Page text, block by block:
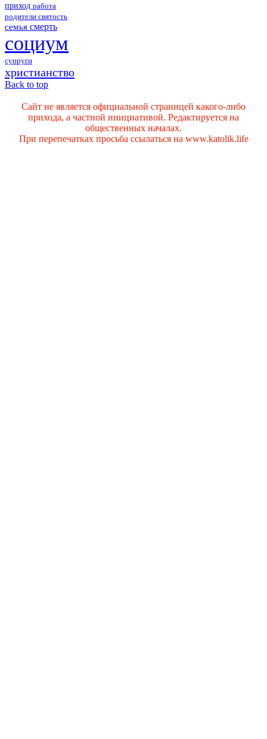
приход работа
родители святость
семья смерть
социум
супруги
христианство
Back to top
Сайт не является официальной страницей какого-либо
прихода, а частной инициативой. Редактируется на
общественных началах.
При перепечатках просьба ссылаться на www.katolik.life